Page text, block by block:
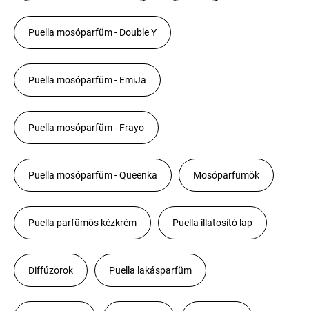
Puella mosóparfüm - Double Y
Puella mosóparfüm - EmiJa
Puella mosóparfüm - Frayo
Puella mosóparfüm - Queenka Mosóparfümök
Puella parfümös kézkrém Puella illatosító lap
Diffúzorok Puella lakásparfüm